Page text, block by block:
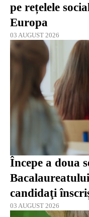
pe rețelele
Europa
03 AUGUST 2026
Începe a doua
candidaţi
03 AUGUST 2026